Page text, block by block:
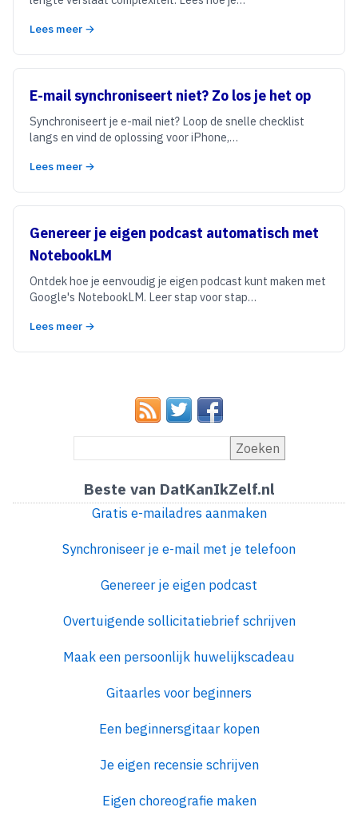
Lees meer →
E-mail synchroniseert niet? Zo los je het op
Synchroniseert je e-mail niet? Loop de snelle checklist
langs en vind de oplossing voor iPhone,…
Lees meer →
Genereer je eigen podcast automatisch met
NotebookLM
Ontdek hoe je eenvoudig je eigen podcast kunt maken met
Google's NotebookLM. Leer stap voor stap…
Lees meer →
Zoeken
Beste van DatKanIkZelf.nl
Gratis e-mailadres aanmaken
Synchroniseer je e-mail met je telefoon
Genereer je eigen podcast
Overtuigende sollicitatiebrief schrijven
Maak een persoonlijk huwelijkscadeau
Gitaarles voor beginners
Een beginnersgitaar kopen
Je eigen recensie schrijven
Eigen choreografie maken